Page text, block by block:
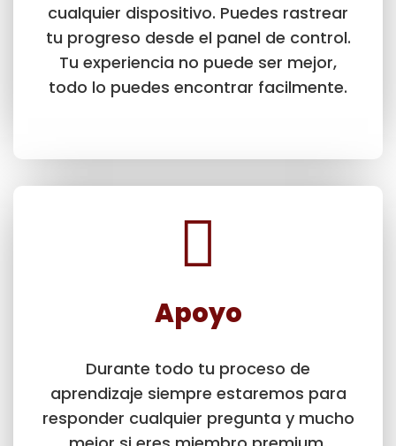
cualquier dispositivo. Puedes rastrear
tu progreso desde el panel de control.
Tu experiencia no puede ser mejor,
todo lo puedes encontrar facilmente.
Apoyo
Durante todo tu proceso de
aprendizaje siempre estaremos para
responder cualquier pregunta y mucho